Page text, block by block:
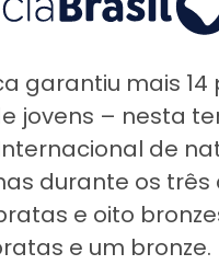
garantiu mais 14
jovens – nesta
de
durante os
e oito
e um bronze.